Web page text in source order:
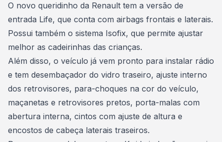
O novo queridinho da Renault tem a versão de
entrada Life, que conta com airbags frontais e laterais.
Possui também o sistema Isofix, que permite ajustar
melhor as cadeirinhas das crianças.
Além disso, o veículo já vem pronto para instalar rádio
e tem desembaçador do vidro traseiro, ajuste interno
dos retrovisores, para-choques na cor do veículo,
maçanetas e retrovisores pretos, porta-malas com
abertura interna, cintos com ajuste de altura e
encostos de cabeça laterais traseiros.